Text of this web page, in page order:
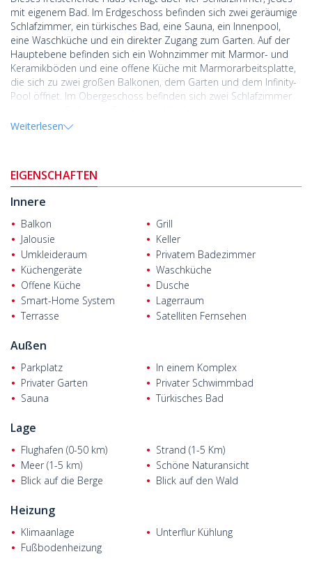
mit eigenem Bad. Im Erdgeschoss befinden sich zwei geräumige
Schlafzimmer, ein türkisches Bad, eine Sauna, ein Innenpool,
eine Waschküche und ein direkter Zugang zum Garten. Auf der
Hauptebene befinden sich ein Wohnzimmer mit Marmor- und
Keramikböden und eine offene Küche mit Marmorarbeitsplatte,
die sich zu zwei großen Balkonen, dem Garten und dem Infinity-
Pool öffnet. Im Obergeschoss befinden sich zwei Schlafzimmer
Das Haus befindet sich auf einem 750 m² großen Grundstück
ermöglichen.
Das Haus befindet sich in Ovacık, Ölüdeniz - einer der
Wohnen mit einem mediterranen Lebensstil, der für seine
Strände und natürliche Schönheit bekannt ist.
Das zumVerkauf stehende Haus in Fethiyeist 500 m vom
Hisarönü-Basar, 1,5 km von der Babadağ-Seilbahn, 2 km vom
Ölüdeniz-Strand, 4 km vom Telmessos-Theater und den
Amyntas-Gräbern, 6 km vom staatlichen Krankenhaus Fethiye
und 49 km vom Flughafen Dalaman entfernt.
Weiterlesen
EIGENSCHAFTEN
Innere
Balkon
Grill
Jalousie
Keller
Umkleideraum
Privatem Badezimmer
Küchengeräte
Waschküche
Offene Küche
Dusche
Smart-Home System
Lagerraum
Terrasse
Satelliten Fernsehen
Außen
Parkplatz
In einem Komplex
Privater Garten
Privater Schwimmbad
Sauna
Türkisches Bad
Lage
Flughafen (0-50 km)
Strand (1-5 Km)
Meer (1-5 km)
Schöne Naturansicht
Blick auf die Berge
Blick auf den Wald
Heizung
Klimaanlage
Unterflur Kühlung
Fußbodenheizung